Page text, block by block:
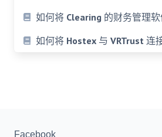
如何将 Clearing 的财务管理
如何将 Hostex 与 VRTrust 连
Facebook